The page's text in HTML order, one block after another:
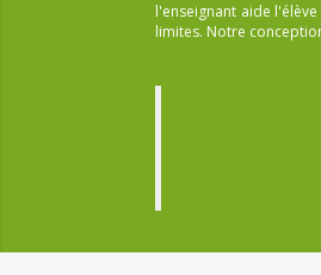
l'enseignant aide
limites. Notre